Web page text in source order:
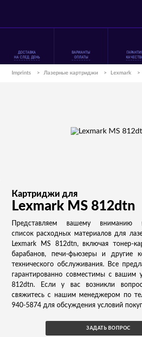
ДОСТАВКА
НА СЛЕД. ДЕНЬ
ВАРИАНТЫ
ОПЛАТЫ
Imprints > Лазерные картриджи > Lexmark >
Картриджи для
Lexmark MS 812dtn
Представляем вашему вниманию
список расходных материалов для
Lexmark MS 812dtn, включая тонер-
барабанов, печи-фьюзеры и другие
технического обслуживания. Все
гарантированно совместимы с вашим
812dtn. Если у вас возникли
свяжитесь с нашим менеджером по
940-5874 для обсуждения условий
ЗАДАТЬ ВОПРОС